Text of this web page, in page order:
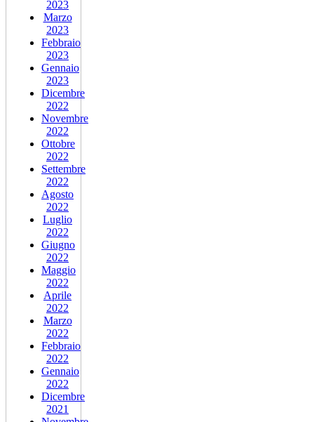
2023
Marzo
2023
Febbraio
2023
Gennaio
2023
Dicembre
2022
Novembre
2022
Ottobre
2022
Settembre
2022
Agosto
2022
Luglio
2022
Giugno
2022
Maggio
2022
Aprile
2022
Marzo
2022
Febbraio
2022
Gennaio
2022
Dicembre
2021